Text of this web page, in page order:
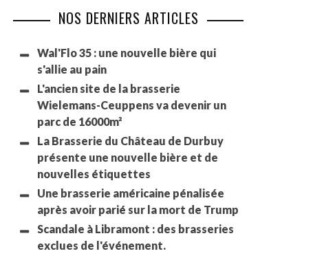
NOS DERNIERS ARTICLES
Wal'Flo 35 : une nouvelle bière qui
s'allie au pain
L'ancien site de la brasserie
Wielemans-Ceuppens va devenir un
parc de 16000m²
La Brasserie du Château de Durbuy
présente une nouvelle bière et de
nouvelles étiquettes
Une brasserie américaine pénalisée
après avoir parié sur la mort de Trump
Scandale à Libramont : des brasseries
exclues de l'événement.